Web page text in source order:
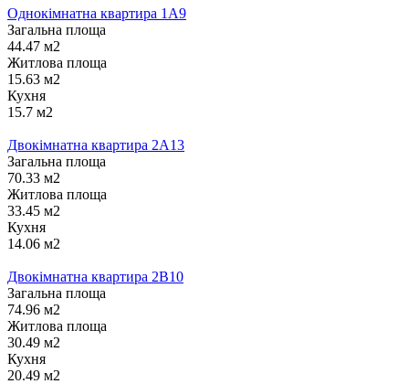
Однокімнатна квартира 1А9
Загальна площа
44.47 м2
Житлова площа
15.63 м2
Кухня
15.7 м2
Двокімнатна квартира 2А13
Загальна площа
70.33 м2
Житлова площа
33.45 м2
Кухня
14.06 м2
Двокімнатна квартира 2В10
Загальна площа
74.96 м2
Житлова площа
30.49 м2
Кухня
20.49 м2